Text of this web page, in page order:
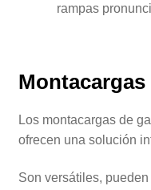
rampas
Montacargas
Los montacargas de
ofrecen una solución
Son versátiles,